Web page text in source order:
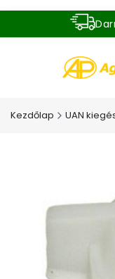
Kezdőlap UAN